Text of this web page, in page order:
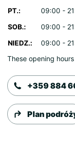
PT.:
09:00 -
SOB.:
09:00 -
NIEDZ.:
09:00 -
These opening
+359 884
Plan